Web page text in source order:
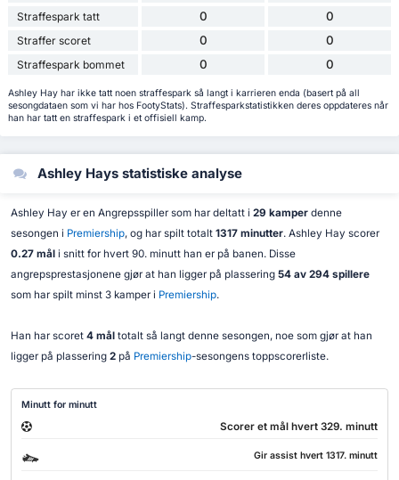
Straffespark tatt 0 0
Straffer scoret 0 0
Straffespark bommet 0 0
Ashley Hay har ikke tatt noen straffespark så langt i karrieren enda (basert på all
sesongdataen som vi har hos FootyStats). Straffesparkstatistikken deres oppdateres når
han har tatt en straffespark i et offisiell kamp.
Ashley Hays statistiske analyse
Ashley Hay er en Angrepsspiller som har deltatt i 29 kamperdenne
sesongen i Premiership, og har spilt totalt 1317 minutter. Ashley Hay scorer
0.27 måli snitt for hvert 90. minutt han er på banen. Disse
angrepsprestasjonene gjør at han ligger på plassering 54 av 294 spillere
som har spilt minst 3 kamper i Premiership.
Han har scoret 4 måltotalt så langt denne sesongen, noe som gjør at han
ligger på plassering 2på Premiership-sesongens toppscorerliste.
Minutt for minutt
Scorer et mål hvert 329. minutt
Gir assist hvert 1317. minutt